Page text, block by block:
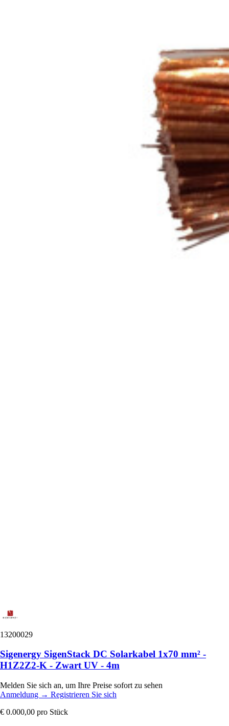
13200029
Sigenergy SigenStack DC Solarkabel 1x70 mm² -
H1Z2Z2-K - Zwart UV - 4m
Melden Sie sich an, um Ihre Preise sofort zu sehen
Anmeldung → Registrieren Sie sich
€ 0.000,00 pro Stück